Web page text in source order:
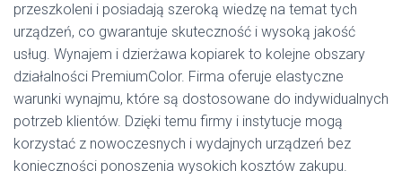
przeszkoleni i posiadają szeroką wiedzę na temat tych
urządzeń, co gwarantuje skuteczność i wysoką jakość
usług. Wynajem i dzierżawa kopiarek to kolejne obszary
działalności PremiumColor. Firma oferuje elastyczne
warunki wynajmu, które są dostosowane do indywidualnych
potrzeb klientów. Dzięki temu firmy i instytucje mogą
korzystać z nowoczesnych i wydajnych urządzeń bez
konieczności ponoszenia wysokich kosztów zakupu.